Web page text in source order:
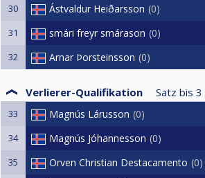
30 Ástvaldur Heiðarsson 0
31 smári freyr smárason 0
32 Arnar Þorsteinsson 0
Verlierer-Qualifikation Satz bis 3
33 Magnús Lárusson 0
34 Magnús Jóhannesson 0
35 Orven Christian Destacamento 0